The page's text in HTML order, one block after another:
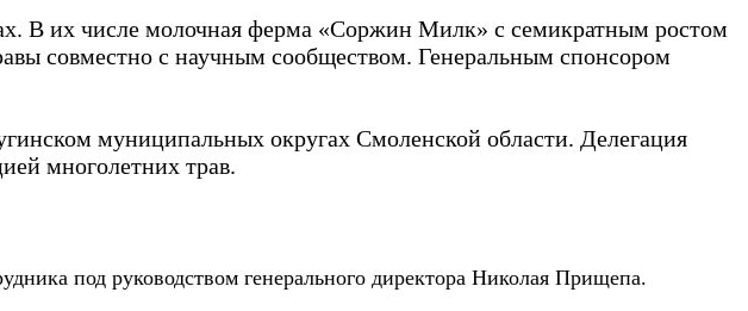
В их числе молочная ферма «Соржин Милк» с семикратным ростом
совместно с научным сообществом. Генеральным спонсором
муниципальных округах Смоленской области. Делегация
многолетних трав.
под руководством генерального директора Николая Прищепа.